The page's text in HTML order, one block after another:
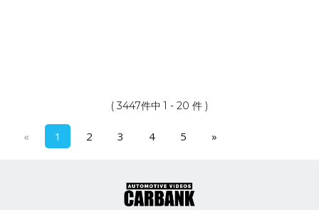
( 3447件中 1 - 20 件 )
« 1 2 3 4 5 »